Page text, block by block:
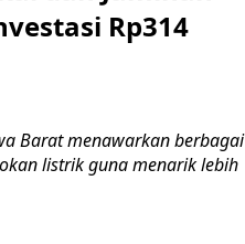
Rp314
Barat menawarkan berbagai
listrik guna menarik lebih